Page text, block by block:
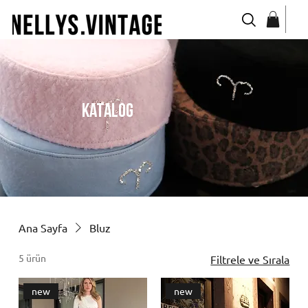
katalog
Ana Sayfa Bluz
5 ürün Filtrele ve Sırala
new new